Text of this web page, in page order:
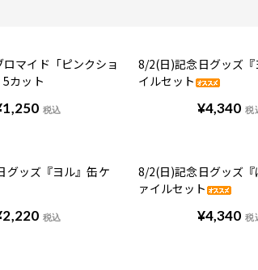
マイド「ピンクショ
カット
1,250 税込
8/2(日)記念日グッズ『
イルセット
¥4,340 税
グッズ『ヨル』缶ケ
2,220 税込
8/2(日)記念日グッズ『
ァイルセット
¥4,340 税